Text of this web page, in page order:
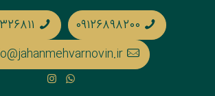
۰۹۱۲۶۸۹۸۲۰۰